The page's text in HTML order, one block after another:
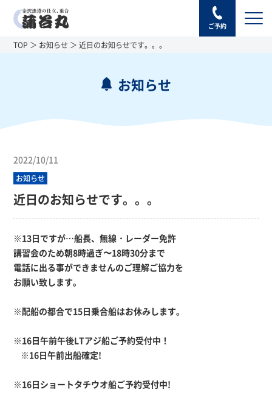
ご予約
TOP お知らせ 近日のお知らせです。。。
お知らせ
2022/10/11
お知らせ
近日のお知らせです。。。
※13日ですが…船長、無線・レーダー免許
講習会のため朝8時過ぎ〜18時30分まで
電話に出る事ができませんのご理解ご協力を
お願い致します。
※配船の都合で15日乗合船はお休みします。
※16日午前午後LTアジ船ご予約受付中！
※16日午前出船確定!
※16日ショートタチウオ船ご予約受付中!